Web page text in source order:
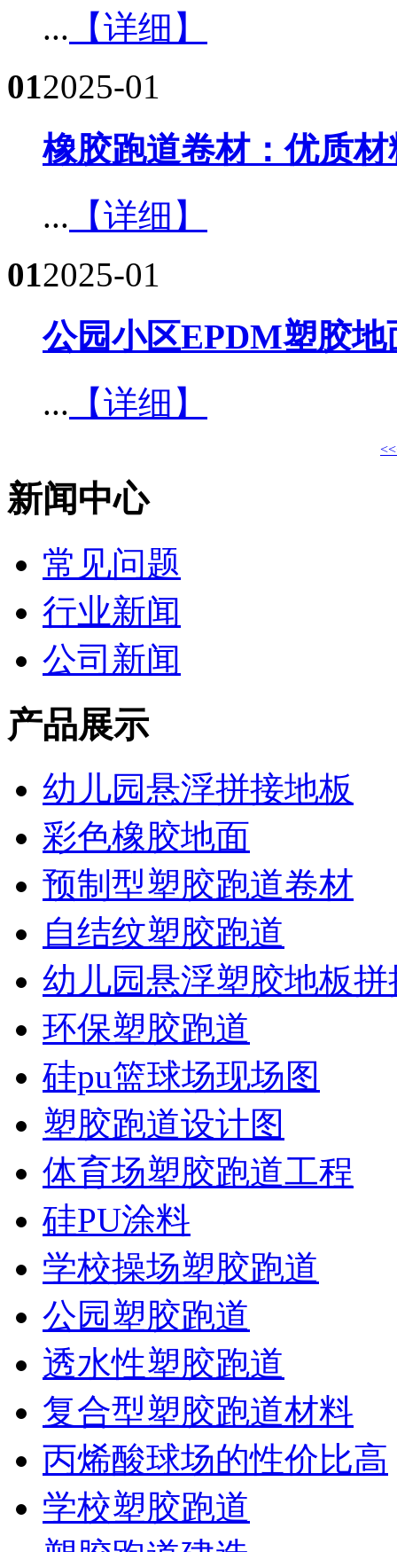
... 【详细】
012025-01
橡胶跑道卷材：优质
... 【详细】
012025-01
公园小区EPDM塑胶
... 【详细】
<<
新闻中心
常见问题
行业新闻
公司新闻
产品展示
幼儿园悬浮拼接地板
彩色橡胶地面
预制型塑胶跑道卷材
自结纹塑胶跑道
幼儿园悬浮塑胶地板
环保塑胶跑道
硅pu篮球场现场图
塑胶跑道设计图
体育场塑胶跑道工程
硅PU涂料
学校操场塑胶跑道
公园塑胶跑道
透水性塑胶跑道
复合型塑胶跑道材料
丙烯酸球场的性价比高
学校塑胶跑道